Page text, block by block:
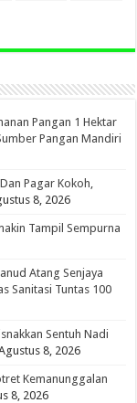
Pangan 1 Hektar
Pangan Mandiri
Pagar Kokoh,
8, 2026
Tampil Sempurna
Atang Senjaya
Sanitasi Tuntas 100
Sentuh Nadi
8, 2026
Kemanunggalan
8, 2026